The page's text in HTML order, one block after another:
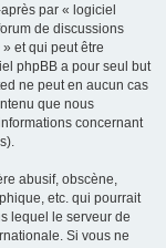
par « logiciel
de discussions
» et qui peut être
phpBB a pour seul but
ne peut en aucun cas
que nous
concernant
abusif, obscène,
etc. qui pourrait
lequel le serveur de
Si vous ne